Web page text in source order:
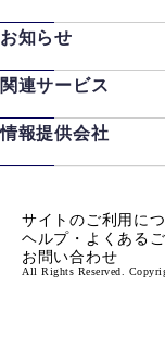
お知らせ
関連サービス
情報提供会社
サイトのご利用に
ヘルプ・よくある
お問い合わせ
All Rights Reserved.